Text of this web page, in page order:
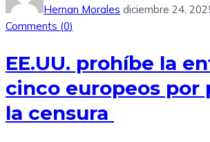
Hernan Morales diciembre 24,
Comments (0)
EE.UU. prohíbe la
cinco europeos por
la censura